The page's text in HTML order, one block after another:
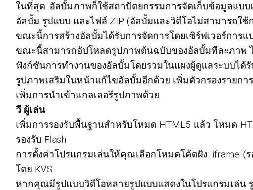
ในที่สุด อัลบั้มภาพก็ใช้สถาปัตยกรรมการจัดเก็บข้อมูลแบ
อัลบั้ม รูปแบบ และไฟล์ ZIP (อัลบั้มและวิดีโอไม่สามารถใ
ขณะนี้การสร้างอัลบั้มได้รับการจัดการโดยเซิร์ฟเวอร์การแ
ขณะนี้สามารถอัปโหลดรูปภาพต้นฉบับของอัลบั้มทีละภาพ
ฟังก์ชันการทำงานของอัลบั้มโดยรวมในแผงผู้ดูแลระบบได้
รูปภาพเสริมในหน้าแก้ไขอัลบั้มอีกด้วย เพิ่มตัวกรองรายกา
เพิ่มการนำเข้าแกลเลอรีรูปภาพด้วย
วี ผู้เล่น
เพิ่มการรองรับพื้นฐานสำหรับโหมด HTML5 แล้ว โหมด
รองรับ Flash
การตั้งค่าโปรแกรมเล่นให้คุณเลือกโหมดโค้ดฝัง: iframe (
โดย KVS
หากคุณมีรูปแบบวิดีโอหลายรูปแบบแสดงในโปรแกรมเล่น